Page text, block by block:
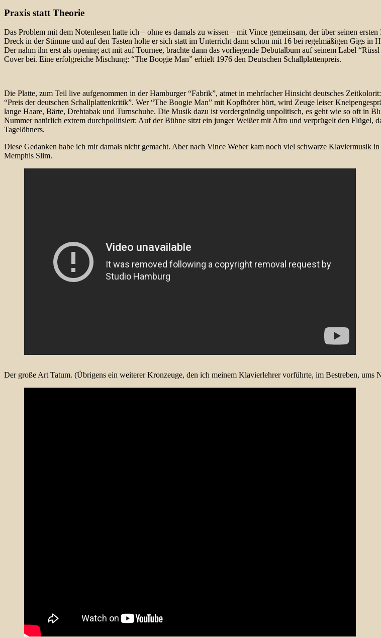
Praxis statt Theorie
Das Problem mit dem Notenlesen hatte ich – ohne es damals zu wissen – mit Vince gemeinsam, der über seinen
Dreck in der Stimme und auf den Tasten holte er sich statt im Unterricht dann schon mit 16 bei regelmäßigen Gigs in
Der nahm ihn erst als opening act mit auf Tournee, brachte dann das vorliegende Debutalbum auf seinem Label
Cover bei. Eine erfolgreiche Mischung: “The Boogie Man” erhielt 1976 den Deutschen Schallplattenpreis.
Die Platte, zum Teil live aufgenommen in der Hamburger “Fabrik”, atmet in mehrfacher Hinsicht deutsches
“Preis der deutschen Schallplattenkritik”. Wer “The Boogie Man” mit Kopfhörer hört, wird Zeuge leiser
lange Haare, Bärte, Drehtabak und Turnschuhe. Die Musik dazu ist vordergründig unpolitisch, es geht wie so oft in
Nummer natürlich extrem durchpolitisiert: Auf der Bühne sitzt ein junger Weißer mit Afro und verprügelt den Flügel,
Tagelöhners.
Diese Gedanken habe ich mir damals nicht gemacht. Aber nach Vince Weber kam noch viel schwarze Klaviermusik
Memphis Slim.
Der große Art Tatum. (Übrigens ein weiterer Kronzeuge, den ich meinem Klavierlehrer vorführte, im Bestreben, ums